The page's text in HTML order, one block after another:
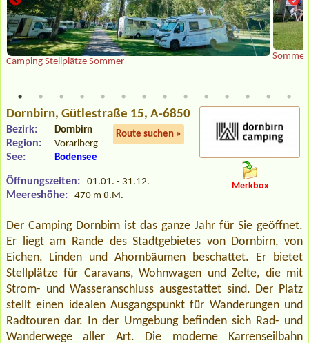
Camping Stellplätze Sommer
Dornbirn, Gütlestraße 15, A-6850
Route suchen »
Bezirk: Dornbirn
Region: Vorarlberg
See: Bodensee
Öffnungszeiten: 01.01. - 31.12.
Meereshöhe: 470 m ü.M.
Merkbox
Der Camping Dornbirn ist das ganze Jahr für Sie geöffnet.
Er liegt am Rande des Stadtgebietes von Dornbirn, von
Eichen, Linden und Ahornbäumen beschattet. Er bietet
Stellplätze für Caravans, Wohnwagen und Zelte, die mit
Strom- und Wasseranschluss ausgestattet sind. Der Platz
stellt einen idealen Ausgangspunkt für Wanderungen und
Radtouren dar. In der Umgebung befinden sich Rad- und
Wanderwege aller Art. Die moderne Karrenseilbahn